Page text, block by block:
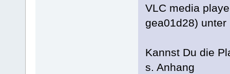
VLC media
gea01d28) unter
Kannst Du die
s. Anhang